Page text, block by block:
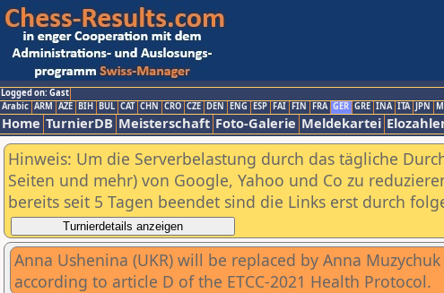
Logged on: Gast
Arabic ARM AZE BIH BUL CAT CHN CRO CZE DEN ENG ESP FAI FIN FRA GER GRE INA ITA JPN
Home TurnierDB Meisterschaft Foto-Galerie Meldekartei
Hinweis: Um die Serverbelastung durch das tägliche
Seiten und mehr) von Google, Yahoo und Co zu
bereits seit 5 Tagen beendet sind die Links erst durch
Anna Ushenina (UKR) will be replaced by Anna
according to article D of the ETCC-2021 Health Protocol.